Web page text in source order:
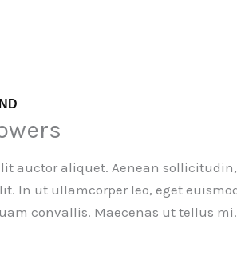
auctor aliquet. Aenean
In ut ullamcorper leo, eget
convallis. Maecenas ut tellus